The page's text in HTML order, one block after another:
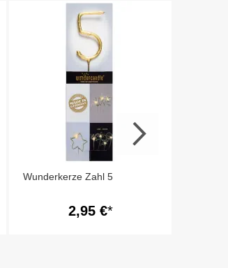
Wunderkerze Zahl 5
2,95 €